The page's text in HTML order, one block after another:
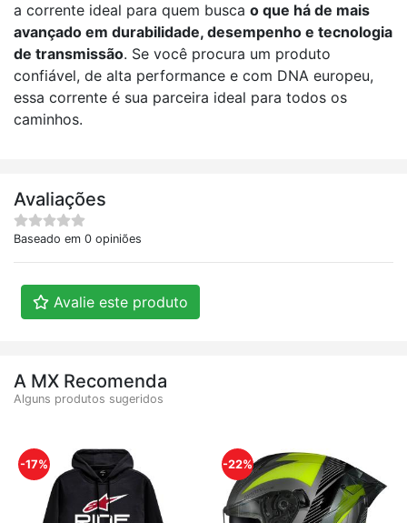
a corrente ideal para quem busca o que há de mais
avançado em durabilidade, desempenho e tecnologia
de transmissão. Se você procura um produto
confiável, de alta performance e com DNA europeu,
essa corrente é sua parceira ideal para todos os
caminhos.
Avaliações
Baseado em 0 opiniões
Avalie este produto
A MX Recomenda
Alguns produtos sugeridos
-17% -22%